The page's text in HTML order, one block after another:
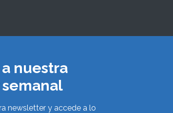
nuestra
newsletter y accede a lo